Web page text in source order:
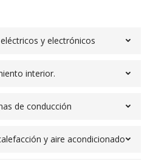
y electrónicos
interior.
de conducción
y aire acondicionado